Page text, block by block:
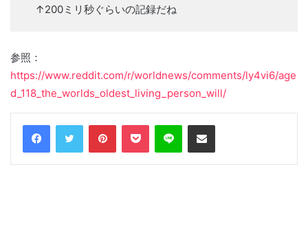
↑200ミリ秒ぐらいの記録だね
参照：
https://www.reddit.com/r/worldnews/comments/ly4vi6/age
d_118_the_worlds_oldest_living_person_will/
FacebookTwitter PinterestPocket Line Share via Email